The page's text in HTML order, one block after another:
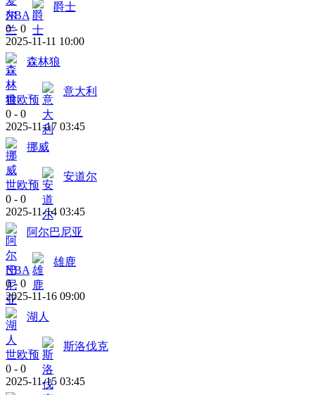
NBA
爵士
0 - 0
2025-11-11 10:00
森林狼
世欧预
意大利
0 - 0
2025-11-17 03:45
挪威
世欧预
安道尔
0 - 0
2025-11-14 03:45
阿尔巴尼亚
NBA
雄鹿
0 - 0
2025-11-16 09:00
湖人
世欧预
斯洛伐克
0 - 0
2025-11-15 03:45